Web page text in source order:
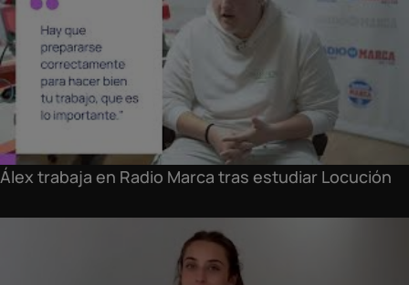
Álex trabaja en Radio Marca tras estudiar Locución